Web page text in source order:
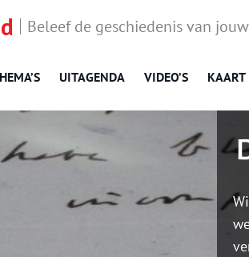
Beleef de geschiedenis van
UITAGENDA VIDEO’S KAART